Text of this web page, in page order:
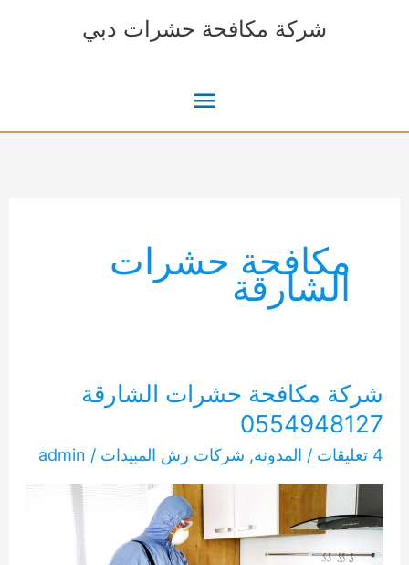
شركة مكافحة حشرات دبي
القائمة
مكافحة حشرات
الشارقة
شركة مكافحة حشرات الشارقة
0554948127
4 تعليقات / المدونة, شركات رش المبيدات /
admin